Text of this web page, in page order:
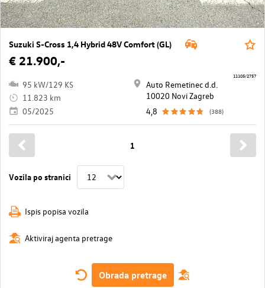
Suzuki S-Cross 1,4 Hybrid 48V Comfort (GL)
€ 21.900,-
95 kW/129 KS
11.823 km
05/2025
Auto Remetinec d.d.
10020 Novi Zagreb
4,8
(388)
11105/2757
Vozila po stranici
1
Ispis popisa vozila
Aktiviraj agenta pretrage
Obrada pretrage